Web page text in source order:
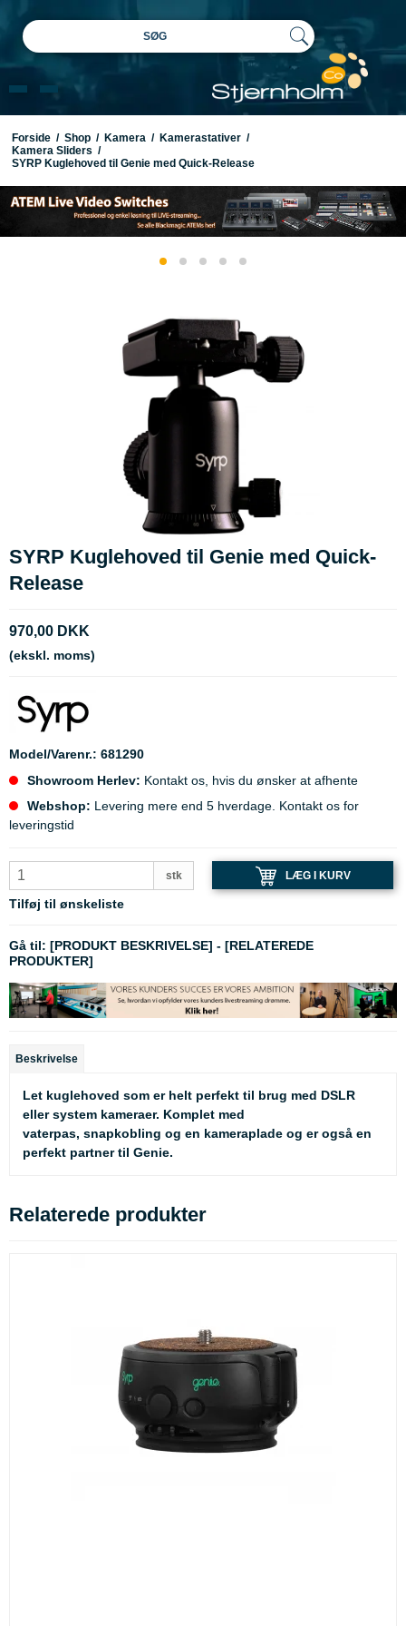
SØG
Forside / Shop / Kamera / Kamerastativer /
Kamera Sliders /
SYRP Kuglehoved til Genie med Quick-Release
SYRP Kuglehoved til Genie med Quick-
Release
970,00 DKK
(ekskl. moms)
Model/Varenr.: 681290
Showroom Herlev: Kontakt os, hvis du ønsker at afhente
Webshop: Levering mere end 5 hverdage. Kontakt os for
leveringstid
stk LÆG I KURV
Tilføj til ønskeliste
Gå til: [PRODUKT BESKRIVELSE] - [RELATEREDE
PRODUKTER]
Beskrivelse
Let kuglehoved som er helt perfekt til brug med DSLR
eller system kameraer. Komplet med
vaterpas, snapkobling og en kameraplade og er også en
perfekt partner til Genie.
Relaterede produkter